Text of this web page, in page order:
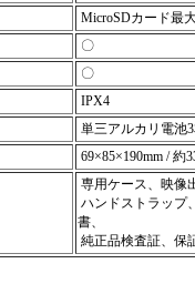
MicroSDカード最
〇
〇
IPX4
単三アルカリ電池
69×85×190mm / 約
専用ケース、映像
ハンドストラップ
書、
純正品検査証、保